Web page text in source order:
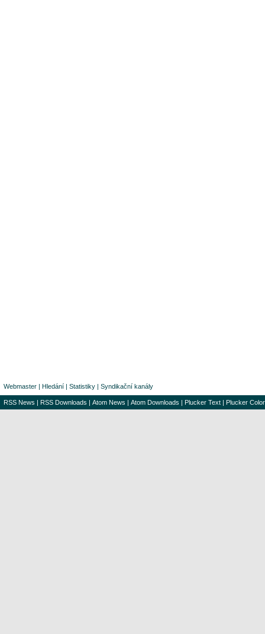
Webmaster | Hledání | Statistiky | Syndikační kanály
RSS News | RSS Downloads | Atom News | Atom Downloads | Plucker Text | Plucker Color